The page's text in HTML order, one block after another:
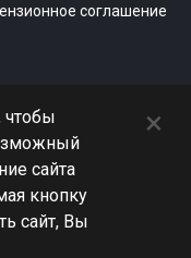
соглашение
сайта
кнопку
сайт, Вы
×